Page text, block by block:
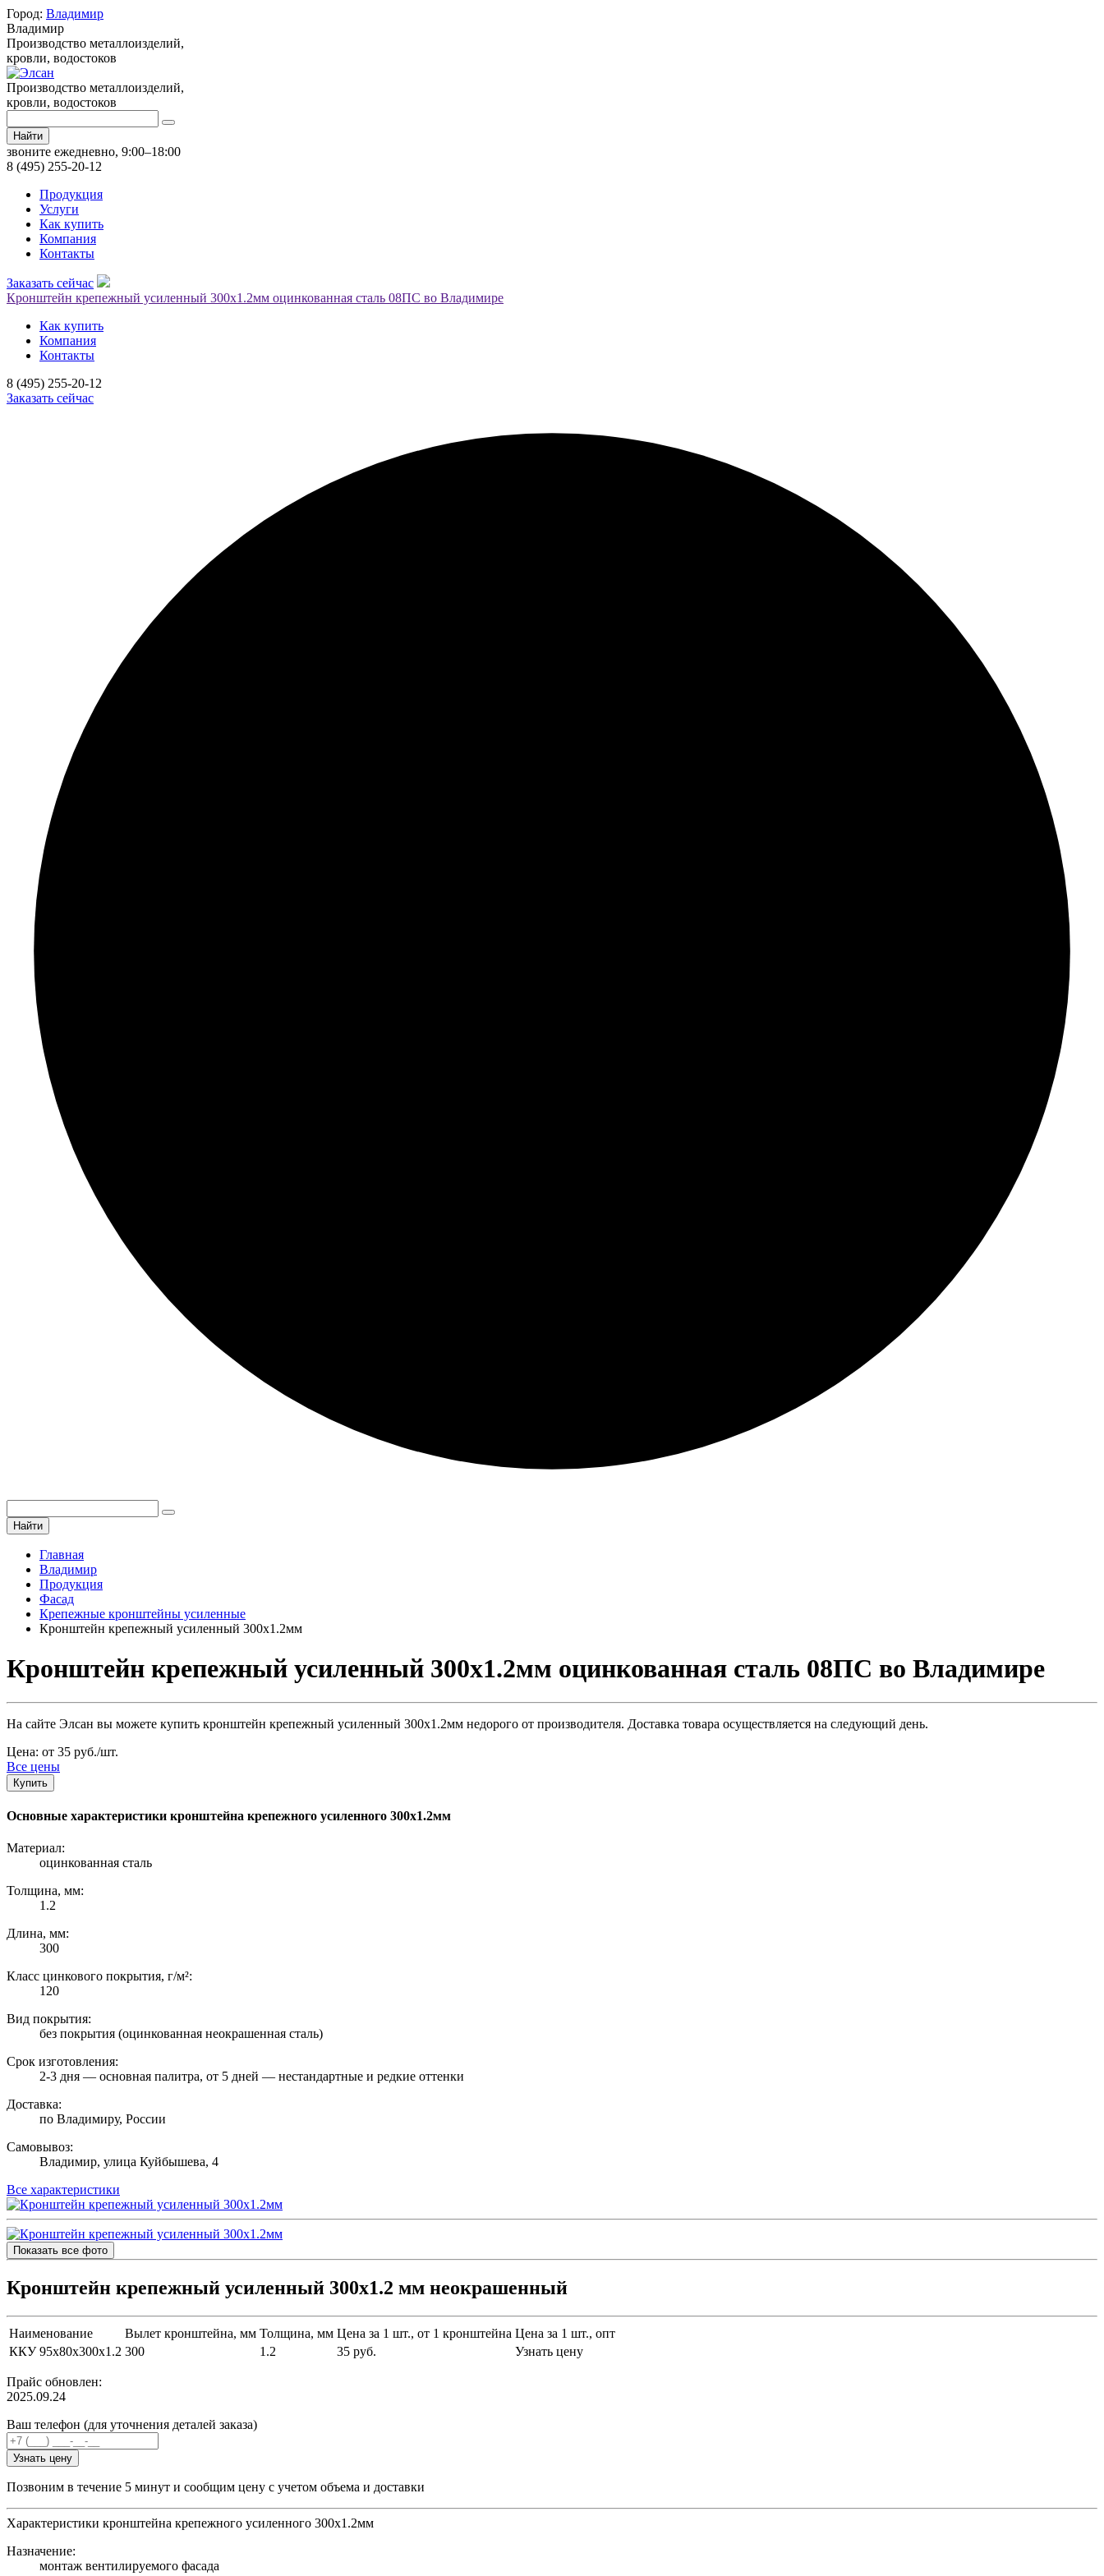
Город: Владимир
Владимир
Производство металлоизделий,
кровли, водостоков
Производство металлоизделий,
кровли, водостоков
Найти
звоните ежедневно, 9:00–18:00
8 (495) 255-20-12
Продукция
Услуги
Как купить
Компания
Контакты
Заказать сейчас
Кронштейн крепежный усиленный 300х1.2мм оцинкованная сталь 08ПС во Владимире
Как купить
Компания
Контакты
8 (495) 255-20-12
Заказать сейчас
Найти
Главная
Владимир
Продукция
Фасад
Крепежные кронштейны усиленные
Кронштейн крепежный усиленный 300х1.2мм
Кронштейн крепежный усиленный 300х1.2мм оцинкованная сталь 08ПС во Владимире
На сайте Элсан вы можете купить кронштейн крепежный усиленный 300х1.2мм недорого от производителя. Доставка товара осуществляется на следующий день.
Цена: от 35 руб./шт.
Все цены
Купить
Основные характеристики кронштейна крепежного усиленного 300х1.2мм
Материал:
оцинкованная сталь
Толщина, мм:
1.2
Длина, мм:
300
Класс цинкового покрытия, г/м²:
120
Вид покрытия:
без покрытия (оцинкованная неокрашенная сталь)
Срок изготовления:
2-3 дня — основная палитра, от 5 дней — нестандартные и редкие оттенки
Доставка:
по Владимиру, России
Самовывоз:
Владимир, улица Куйбышева, 4
Все характеристики
Показать все фото
Кронштейн крепежный усиленный 300х1.2 мм неокрашенный
Наименование Вылет кронштейна, мм Толщина, мм Цена за 1 шт., от 1 кронштейна Цена за 1 шт., опт
ККУ 95х80х300х1.2 300 1.2 35 руб. Узнать цену
Прайс обновлен:
2025.09.24
Ваш телефон (для уточнения деталей заказа)
Узнать цену
Позвоним в течение 5 минут и сообщим цену с учетом объема и доставки
Характеристики кронштейна крепежного усиленного 300х1.2мм
Назначение:
монтаж вентилируемого фасада